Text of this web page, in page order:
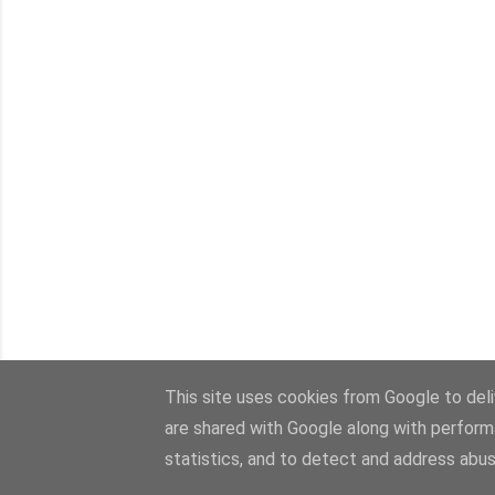
This site uses cookies from Google to
are shared with Google along with
statistics, and to detect and address